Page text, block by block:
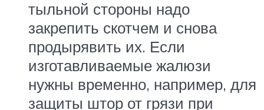
тыльной стороны надо
закрепить скотчем и снова
продырявить их. Если
изготавливаемые жалюзи
нужны временно, например, для
защиты штор от грязи при